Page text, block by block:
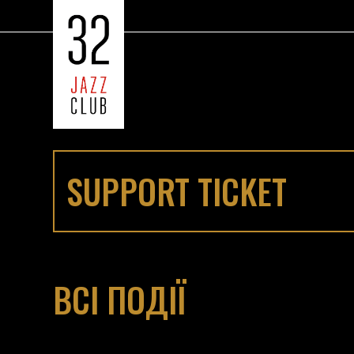
SUPPORT TICKET
ВСІ ПОДІЇ